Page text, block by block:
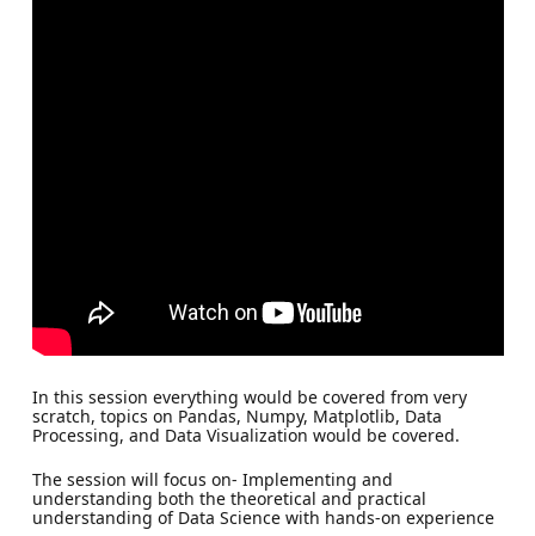
In this session everything would be covered from very
scratch, topics on Pandas, Numpy, Matplotlib, Data
Processing, and Data Visualization would be covered.
The session will focus on- Implementing and
understanding both the theoretical and practical
understanding of Data Science with hands-on experience